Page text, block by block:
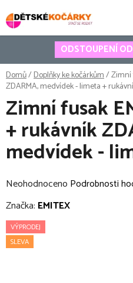
na
obsah
ODSTOUPENÍ
Domů/Doplňky ke kočárkům/Zimní
ZDARMA, medvídek - limeta+
Zimní fusak
+ rukávník
medvídek -
Průměrné
hodnocení
je
0,0
Neohodnoceno Podrobnosti
Značka: EMITEX
VÝPRODEJ
SLEVA